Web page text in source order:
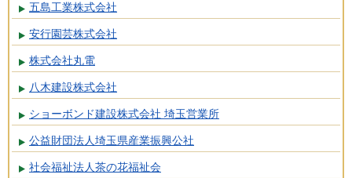
五島工業株式会社
安行園芸株式会社
株式会社丸電
八木建設株式会社
ショーボンド建設株式会社 埼玉営業所
公益財団法人埼玉県産業振興公社
社会福祉法人茶の花福祉会